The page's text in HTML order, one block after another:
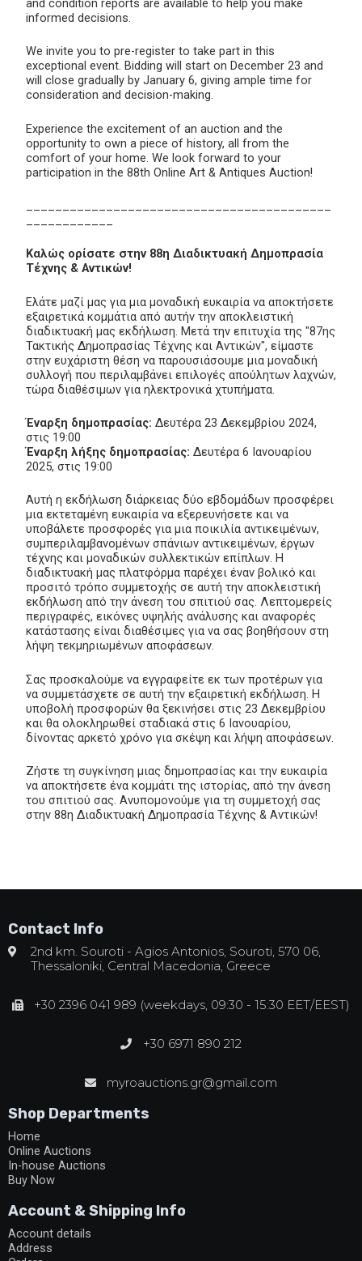
and condition reports are available to help you make
informed decisions.
We invite you to pre-register to take part in this
exceptional event. Bidding will start on December 23 and
will close gradually by January 6, giving ample time for
consideration and decision-making.
Experience the excitement of an auction and the
opportunity to own a piece of history, all from the
comfort of your home. We look forward to your
participation in the 88th Online Art & Antiques Auction!
Καλώς ορίσατε στην 88η Διαδικτυακή Δημοπρασία
Τέχνης & Αντικών!
Ελάτε μαζί μας για μια μοναδική ευκαιρία να αποκτήσετε
εξαιρετικά κομμάτια από αυτήν την αποκλειστική
διαδικτυακή μας εκδήλωση. Μετά την επιτυχία της "87ης
Τακτικής Δημοπρασίας Τέχνης και Αντικών", είμαστε
στην ευχάριστη θέση να παρουσιάσουμε μια μοναδική
συλλογή που περιλαμβάνει επιλογές απούλητων λαχνών,
τώρα διαθέσιμων για ηλεκτρονικά χτυπήματα.
Έναρξη δημοπρασίας: Δευτέρα 23 Δεκεμβρίου 2024,
στις 19:00
Έναρξη λήξης δημοπρασίας: Δευτέρα 6 Ιανουαρίου
2025, στις 19:00
Αυτή η εκδήλωση διάρκειας δύο εβδομάδων προσφέρει
μια εκτεταμένη ευκαιρία να εξερευνήσετε και να
υποβάλετε προσφορές για μια ποικιλία αντικειμένων,
συμπεριλαμβανομένων σπάνιων αντικειμένων, έργων
τέχνης και μοναδικών συλλεκτικών επίπλων. Η
διαδικτυακή μας πλατφόρμα παρέχει έναν βολικό και
προσιτό τρόπο συμμετοχής σε αυτή την αποκλειστική
εκδήλωση από την άνεση του σπιτιού σας. Λεπτομερείς
περιγραφές, εικόνες υψηλής ανάλυσης και αναφορές
κατάστασης είναι διαθέσιμες για να σας βοηθήσουν στη
λήψη τεκμηριωμένων αποφάσεων.
Σας προσκαλούμε να εγγραφείτε εκ των προτέρων για
να συμμετάσχετε σε αυτή την εξαιρετική εκδήλωση. Η
υποβολή προσφορών θα ξεκινήσει στις 23 Δεκεμβρίου
και θα ολοκληρωθεί σταδιακά στις 6 Ιανουαρίου,
δίνοντας αρκετό χρόνο για σκέψη και λήψη αποφάσεων.
Ζήστε τη συγκίνηση μιας δημοπρασίας και την ευκαιρία
να αποκτήσετε ένα κομμάτι της ιστορίας, από την άνεση
του σπιτιού σας. Ανυπομονούμε για τη συμμετοχή σας
στην 88η Διαδικτυακή Δημοπρασία Τέχνης & Αντικών!
Contact Info
2nd km. Souroti - Agios Antonios, Souroti, 570 06,
Thessaloniki, Central Macedonia, Greece
+30 2396 041 989 (weekdays, 09:30 - 15:30 EET/EEST)
+30 6971 890 212
myroauctions.gr@gmail.com
Shop Departments
Home
Online Auctions
In-house Auctions
Buy Now
Account & Shipping Info
Account details
Address